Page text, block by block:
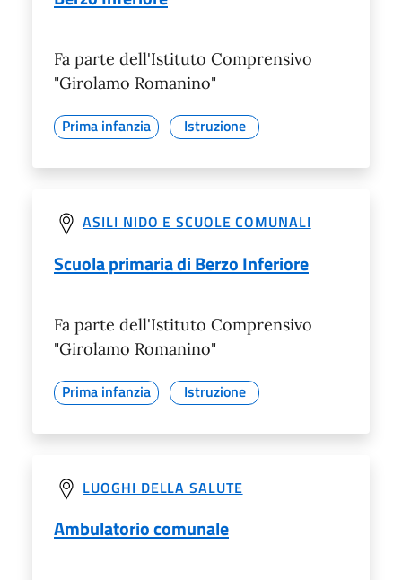
Fa parte dell'Istituto Comprensivo
"Girolamo Romanino"
Prima infanzia Istruzione
ASILI NIDO E SCUOLE COMUNALI
Scuola primaria di Berzo Inferiore
Fa parte dell'Istituto Comprensivo
"Girolamo Romanino"
Prima infanzia Istruzione
LUOGHI DELLA SALUTE
Ambulatorio comunale